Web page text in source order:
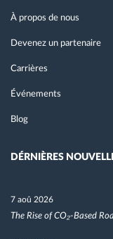
À propos de nous
Devenez un partenaire
Carrières
Événements
Blog
DÉRNIÈRES
7 aoû 2026
The Rise of CO₂-Based